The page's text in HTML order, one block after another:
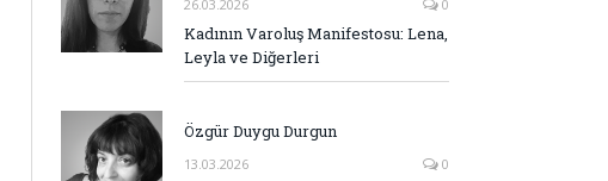
26.03.2026 0
Kadının Varoluş Manifestosu: Lena,
Leyla ve Diğerleri
Özgür Duygu Durgun
13.03.2026 0